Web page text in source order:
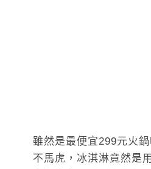
雖然是最便宜299元火
不馬虎，冰淇淋竟然是